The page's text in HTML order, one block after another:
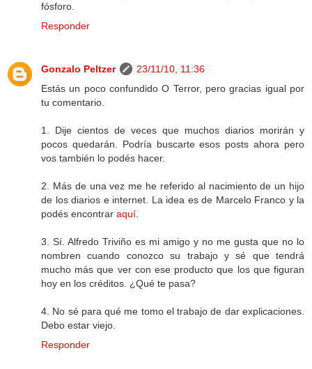
fósforo.
Responder
Gonzalo Peltzer
23/11/10, 11:36
Estás un poco confundido O Terror, pero gracias igual por
tu comentario.
1. Dije cientos de veces que muchos diarios morirán y
pocos quedarán. Podría buscarte esos posts ahora pero
vos también lo podés hacer.
2. Más de una vez me he referido al nacimiento de un hijo
de los diarios e internet. La idea es de Marcelo Franco y la
podés encontrar aquí.
3. Sí. Alfredo Triviño es mi amigo y no me gusta que no lo
nombren cuando conozco su trabajo y sé que tendrá
mucho más que ver con ese producto que los que figuran
hoy en los créditos. ¿Qué te pasa?
4. No sé para qué me tomo el trabajo de dar explicaciones.
Debo estar viejo.
Responder